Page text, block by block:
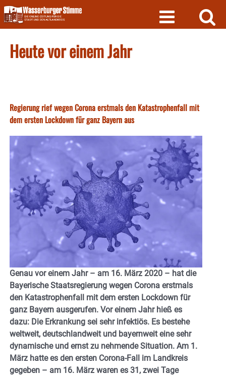
Skip
to
content
Heute vor einem Jahr
Regierung rief wegen Corona erstmals den Katastrophenfall mit
dem ersten Lockdown für ganz Bayern aus
Genau vor einem Jahr – am 16. März 2020 – hat die
Bayerische Staatsregierung wegen Corona erstmals
den Katastrophenfall mit dem ersten Lockdown für
ganz Bayern ausgerufen. Vor einem Jahr hieß es
dazu: Die Erkrankung sei sehr infektiös. Es bestehe
weltweit, deutschlandweit und bayernweit eine sehr
dynamische und ernst zu nehmende Situation. Am 1.
März hatte es den ersten Corona-Fall im Landkreis
gegeben – am 16. März waren es 31, zwei Tage